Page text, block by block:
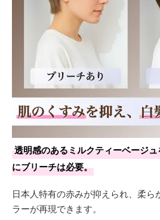
透明感のあるミルクティーベージ
にブリーチは必要。
日本人特有の赤みが抑えられ、柔ら
ラーが再現できます。